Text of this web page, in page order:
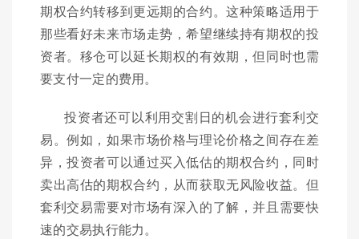
期权合约转移到更远期的合约。这种策略适用于
那些看好未来市场走势，希望继续持有期权的投
资者。移仓可以延长期权的有效期，但同时也需
要支付一定的费用。
投资者还可以利用交割日的机会进行套利交
易。例如，如果市场价格与理论价格之间存在差
异，投资者可以通过买入低估的期权合约，同时
卖出高估的期权合约，从而获取无风险收益。但
套利交易需要对市场有深入的了解，并且需要快
速的交易执行能力。